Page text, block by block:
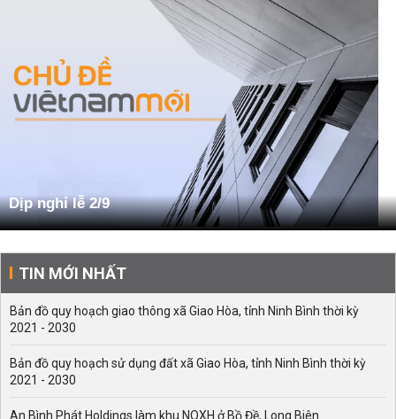
Dịp nghỉ lễ 2/9
TIN MỚI NHẤT
Bản đồ quy hoạch giao thông xã Giao Hòa, tỉnh Ninh Bình thời kỳ
2021 - 2030
Bản đồ quy hoạch sử dụng đất xã Giao Hòa, tỉnh Ninh Bình thời kỳ
2021 - 2030
An Bình Phát Holdings làm khu NOXH ở Bồ Đề, Long Biên